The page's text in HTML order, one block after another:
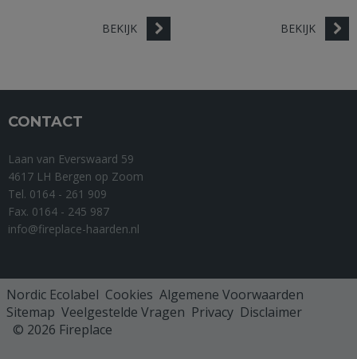
BEKIJK BEKIJK
CONTACT
Laan van Everswaard 59
4617 LH Bergen op Zoom
Tel. 0164 - 261 909
Fax. 0164 - 245 987
info@fireplace-haarden.nl
Nordic Ecolabel Cookies Algemene Voorwaarden
Sitemap Veelgestelde Vragen Privacy Disclaimer
© 2026 Fireplace